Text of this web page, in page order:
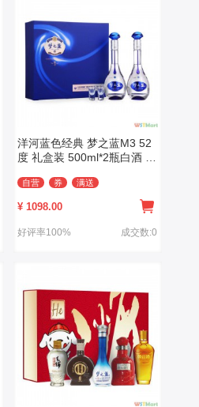
洋河蓝色经典 梦之蓝M3 52
度 礼盒装 500ml*2瓶白酒 口
自营 券 满送
¥ 1098.00
好评率100% 成交数:0